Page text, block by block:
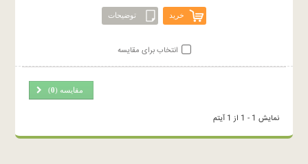
خرید توضیحات
انتخاب برای مقایسه
مقایسه (0
)
نمایش 1 - 1 از 1 آیتم